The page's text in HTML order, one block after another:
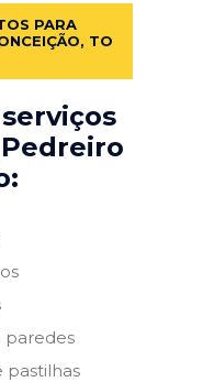
PARA
TO
paredes
pastilhas